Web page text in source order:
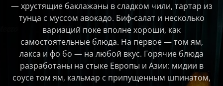
— хрустящие баклажаны в сладком чили, тартар из
тунца с муссом авокадо. Биф-салат и несколько
вариаций поке вполне хороши, как
самостоятельные блюда. На первое — том ям,
лакса и фо бо — на любой вкус. Горячие блюда
разработаны на стыке Европы и Азии: мидии в
соусе том ям, кальмар с припущенным шпинатом,